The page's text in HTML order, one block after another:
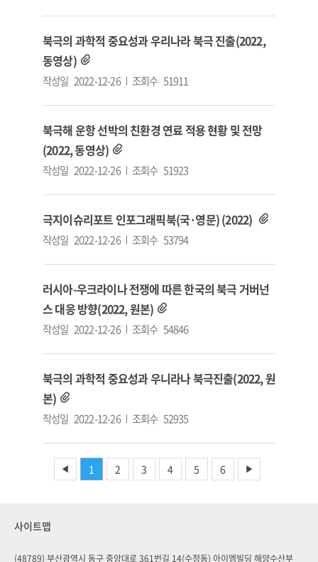
북극의 과학적 중요성과 우리나라 북극 진출(2022,
동영상)
작성일 2022-12-26 조회수 51911
북극해 운항 선박의 친환경 연료 적용 현황 및 전망
(2022, 동영상)
작성일 2022-12-26 조회수 51923
극지이슈리포트 인포그래픽북(국·영문) (2022)
작성일 2022-12-26 조회수 53794
러시아-우크라이나 전쟁에 따른 한국의 북극 거버넌
스 대응 방향(2022, 원본)
작성일 2022-12-26 조회수 54846
북극의 과학적 중요성과 우니라나 북극진출(2022, 원
본)
작성일 2022-12-26 조회수 52935
◀ 1 2 3 4 5 6 ▶
사이트맵
(48789) 부산광역시 동구 중앙대로 361번길 14(수정동) 아이엠빌딩 해양수산부